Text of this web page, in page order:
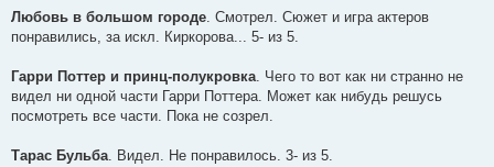
Любовь в большом городе. Смотрел. Сюжет и игра актеров
понравились, за искл. Киркорова... 5- из 5.
Гарри Поттер и принц-полукровка. Чего то вот как ни странно не
видел ни одной части Гарри Поттера. Может как нибудь решусь
посмотреть все части. Пока не созрел.
Тарас Бульба. Видел. Не понравилось. 3- из 5.